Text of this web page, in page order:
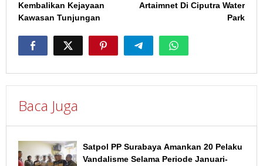
Kembalikan Kejayaan
Kawasan Tunjungan
Artaimnet Di Ciputra Water
Park
Baca Juga
Satpol PP Surabaya Amankan 20 Pelaku
Vandalisme Selama Periode Januari-